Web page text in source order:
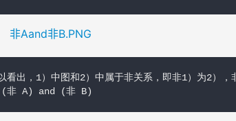
看出，1）中图和2）中属于非关系，即非1）为2），
(非 A) and (非 B)